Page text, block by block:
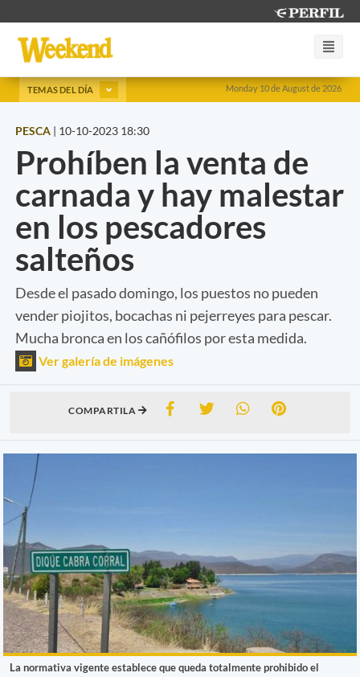
Monday 10 de August de 2026
TEMAS DEL DÍA
PESCA | 10-10-2023 18:30
Prohíben la venta de
carnada y hay malestar
en los pescadores
salteños
Desde el pasado domingo, los puestos no pueden
vender piojitos, bocachas ni pejerreyes para pescar.
Mucha bronca en los cañófilos por esta medida.
Ver galería de imágenes
COMPARTILA
La normativa vigente establece que queda totalmente prohibido el